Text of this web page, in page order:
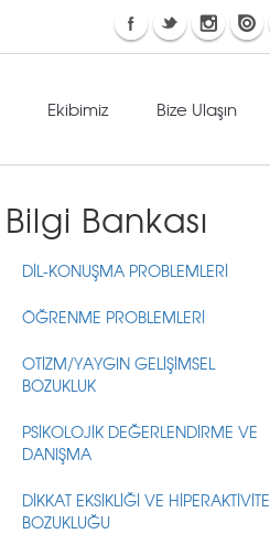
Ekibimiz Bize Ulaşın
Bilgi Bankası
DİL-KONUŞMA PROBLEMLERİ
ÖĞRENME PROBLEMLERİ
OTİZM/YAYGIN GELİŞİMSEL
BOZUKLUK
PSİKOLOJİK DEĞERLENDİRME VE
DANIŞMA
DİKKAT EKSİKLİĞİ VE HİPERAKTİVİTE
BOZUKLUĞU